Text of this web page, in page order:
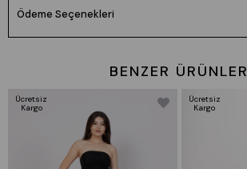
Beden Bilgileri: S/36 M/38 L/40 XL/42
Yıkama Talimatı: Ürünün İç Etiket
Almaktadır.
Prova Ürün Bilgileri:
Prova ürün bedeni: M/38
Model Bilgileri:
Boy: 170cm Kilo:62 Göğüs: 85cm Bel:
Ödeme Seçenekleri
BENZER ÜRÜNLER
Ücretsiz
Kargo
Ücretsiz
Kargo